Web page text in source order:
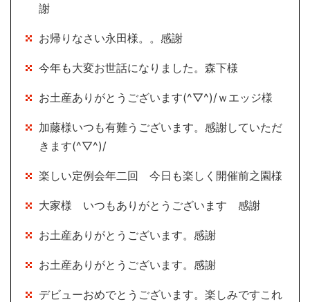
謝
お帰りなさい永田様。。感謝
今年も大変お世話になりました。森下様
お土産ありがとうございます(^▽^)/ｗエッジ様
加藤様いつも有難うございます。感謝していただ
きます(^▽^)/
楽しい定例会年二回 今日も楽しく開催前之園様
大家様 いつもありがとうございます 感謝
お土産ありがとうございます。感謝
お土産ありがとうございます。感謝
デビューおめでとうございます。楽しみですこれ